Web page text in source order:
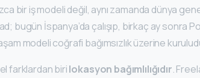
bir iş modeli değil, aynı zamanda dünya
bugün İspanya’da çalışıp, birkaç ay sonra
modeli coğrafi bağımsızlık üzerine
farklardan birilokasyon bağımlılığıdır.